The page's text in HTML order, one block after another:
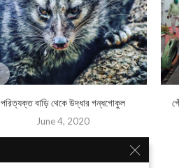
পরিত্যক্ত বাড়ি থেকে উদ্ধার গন্ধগোকুল
June 4, 2020